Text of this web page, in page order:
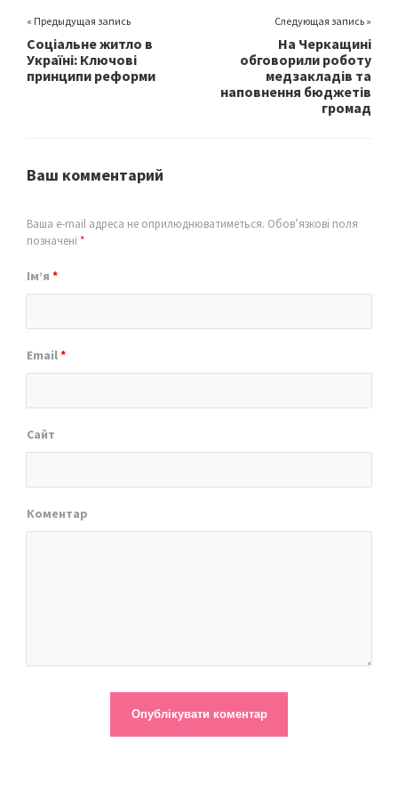
« Предыдущая запись
Соціальне житло в
Україні: Ключові
принципи реформи
Следующая запись »
На Черкащині
обговорили роботу
медзакладів та
наповнення бюджетів
громад
Ваш комментарий
Ваша e-mail адреса не оприлюднюватиметься. Обов’язкові поля
позначені *
Ім’я *
Email*
Сайт
Коментар